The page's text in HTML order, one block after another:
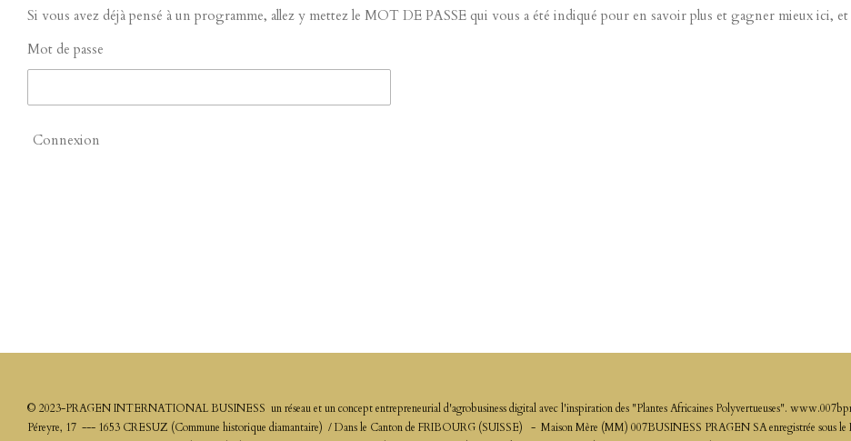
Si vous avez déjà pensé à un programme, allez y mettez le MOT DE PASSE qui vous a été indiqué pour en savoir plus et gagner mieux ici,
Mot de passe
Connexion
© 2023-PRAGEN INTERNATIONAL BUSINESS un réseau et un concept entrepreneurial d'agrobusiness digital avec l'inspiration des "Plantes Africaines Polyvertueuses".
Péreyre, 17 --- 1653 CRESUZ (Commune historique diamantaire) / Dans le Canton de FRIBOURG (SUISSE) - Maison Mère (MM) 007BUSINESS PRAGEN SA enregistrée sous